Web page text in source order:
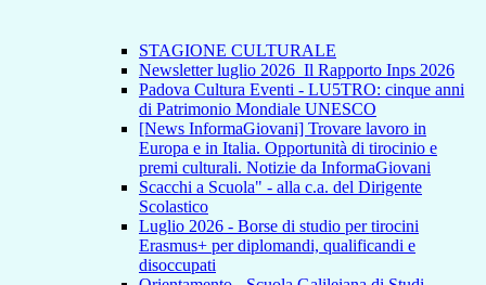
STAGIONE CULTURALE
Newsletter luglio 2026_Il Rapporto Inps 2026
Padova Cultura Eventi - LU5TRO: cinque anni
di Patrimonio Mondiale UNESCO
[News InformaGiovani] Trovare lavoro in
Europa e in Italia. Opportunità di tirocinio e
premi culturali. Notizie da InformaGiovani
Scacchi a Scuola" - alla c.a. del Dirigente
Scolastico
Luglio 2026 - Borse di studio per tirocini
Erasmus+ per diplomandi, qualificandi e
disoccupati